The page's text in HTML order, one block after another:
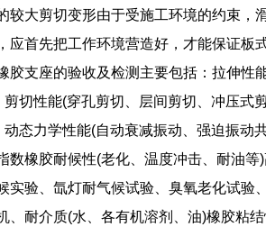
较大剪切变形由于受施工环境的约束
应首先把工作环境营造好，才能保证板
胶支座的验收及检测主要包括：拉伸
切性能(穿孔剪切、层间剪切、冲压式
态力学性能(自动衰减振动、强迫振
数橡胶耐候性(老化、温度冲击、耐油
实验、氙灯耐气候试验、臭氧老化试
、耐介质(水、各有机溶剂、油)橡胶粘